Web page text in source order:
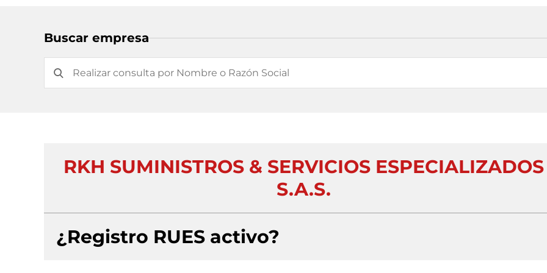
Buscar empresa
RKH SUMINISTROS & SERVICIOS ESPECIALIZADOS
S.A.S.
¿Registro RUES activo?